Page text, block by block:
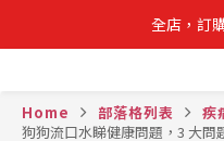
全店，訂
✨立即登記成為
Home 部落格列表 疾
狗狗流口水睇健康問題，3 大問